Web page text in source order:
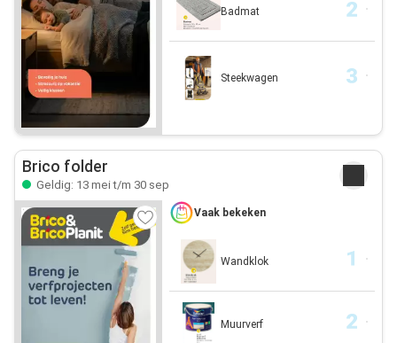
Badmat
Steekwagen
Brico folder
Geldig: 13 mei t/m 30 sep
Vaak bekeken
Wandklok
Muurverf